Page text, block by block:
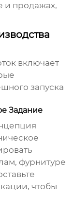
и продажах,
включает
запуска
Задание
фурнитуре
чтобы